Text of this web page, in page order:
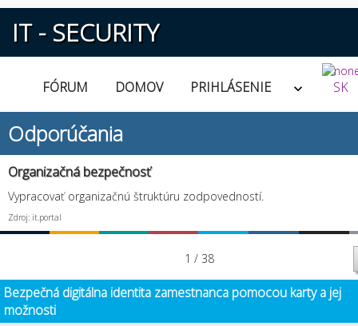
IT - SECURITY
FÓRUM DOMOV PRIHLÁSENIE SK
Odporúčania
Organizačná bezpečnosť
Vypracovať organizačnú štruktúru zodpovedností.
Zdroj: it.portal
1 / 38
Bezpečná digitálna identita zamestnanca pomocou karty a jej
možnosti